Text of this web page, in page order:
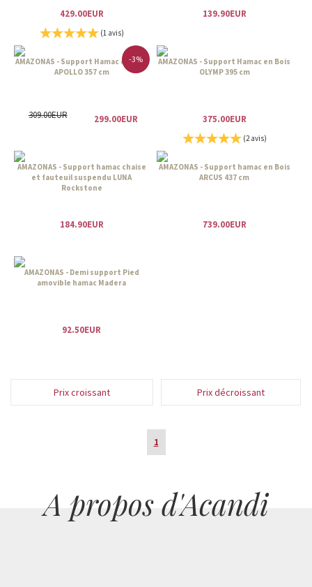
429.00EUR
(1 avis)
139.90EUR
-3%
AMAZONAS - Support Hamac en Bois
APOLLO 357 cm
309.00EUR 299.00EUR
AMAZONAS - Support Hamac en Bois
OLYMP 395 cm
375.00EUR
(2 avis)
AMAZONAS - Support hamac chaise
et fauteuil suspendu LUNA
Rockstone
184.90EUR
AMAZONAS - Support hamac en Bois
ARCUS 437 cm
739.00EUR
AMAZONAS - Demi support Pied
amovible hamac Madera
92.50EUR
Prix croissant Prix décroissant
1
A propos d'Acandi